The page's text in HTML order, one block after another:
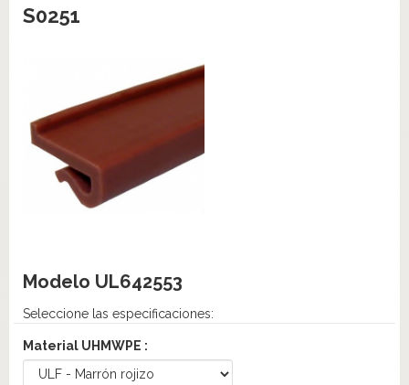
S0251
Modelo UL642553
Seleccione las especificaciones:
Material UHMWPE :